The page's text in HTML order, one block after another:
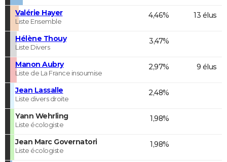
Valérie Hayer
Liste Ensemble
4,46% 13 élus
Hélène Thouy
Liste Divers
3,47%
Manon Aubry
Liste de La France insoumise
2,97% 9 élus
Jean Lassalle
Liste divers droite
2,48%
Yann Wehrling
Liste écologiste
1,98%
Jean Marc Governatori
Liste écologiste
1,98%